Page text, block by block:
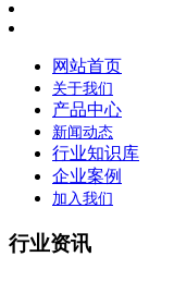
网站首页
关于我们
产品中心
新闻动态
行业知识库
企业案例
加入我们
行业资讯